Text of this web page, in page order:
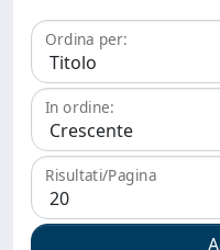
Ordina per:
In ordine:
Risultati/Pagina